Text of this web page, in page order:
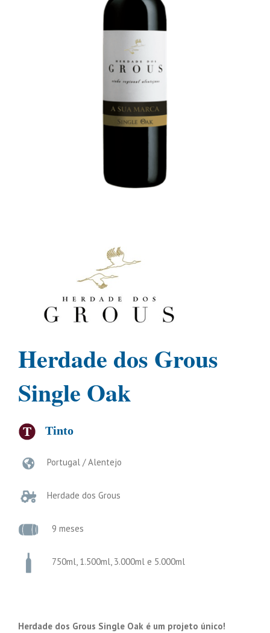
Herdade dos Grous
Single Oak
Tinto
Portugal / Alentejo
Herdade dos Grous
9 meses
750ml, 1.500ml, 3.000ml e 5.000ml
Herdade dos Grous Single Oak é um projeto único!